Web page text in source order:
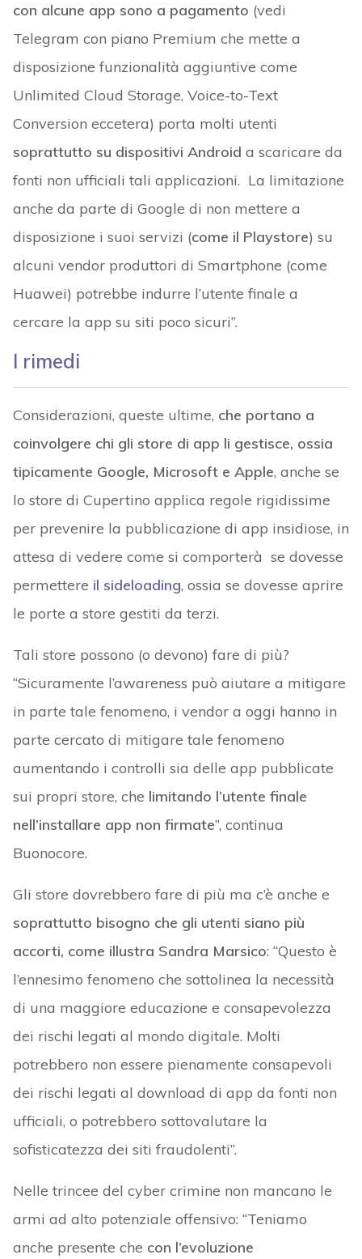
con alcune app sono a pagamento (vedi
Telegram con piano Premium che mette a
disposizione funzionalità aggiuntive come
Unlimited Cloud Storage, Voice-to-Text
Conversion eccetera) porta molti utenti
soprattutto su dispositivi Android a scaricare da
fonti non ufficiali tali applicazioni. La limitazione
anche da parte di Google di non mettere a
disposizione i suoi servizi (come il Playstore) su
alcuni vendor produttori di Smartphone (come
Huawei) potrebbe indurre l’utente finale a
cercare la app su siti poco sicuri”.
I rimedi
Considerazioni, queste ultime, che portano a
coinvolgere chi gli store di app li gestisce, ossia
tipicamente Google, Microsoft e Apple, anche se
lo store di Cupertino applica regole rigidissime
per prevenire la pubblicazione di app insidiose, in
attesa di vedere come si comporterà se dovesse
permettere il sideloading, ossia se dovesse aprire
le porte a store gestiti da terzi.
Tali store possono (o devono) fare di più?
“Sicuramente l’awareness può aiutare a mitigare
in parte tale fenomeno, i vendor a oggi hanno in
parte cercato di mitigare tale fenomeno
aumentando i controlli sia delle app pubblicate
sui propri store, che limitando l’utente finale
nell’installare app non firmate”, continua
Buonocore.
Gli store dovrebbero fare di più ma c’è anche e
soprattutto bisogno che gli utenti siano più
accorti, come illustra Sandra Marsico: “Questo è
l’ennesimo fenomeno che sottolinea la necessità
di una maggiore educazione e consapevolezza
dei rischi legati al mondo digitale. Molti
potrebbero non essere pienamente consapevoli
dei rischi legati al download di app da fonti non
ufficiali, o potrebbero sottovalutare la
sofisticatezza dei siti fraudolenti”.
Nelle trincee del cyber crimine non mancano le
armi ad alto potenziale offensivo: “Teniamo
anche presente che con l’evoluzione